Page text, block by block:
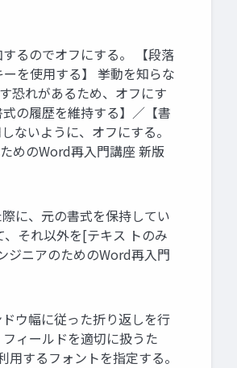
るのでオフにする。 【段落
を使用する】 挙動を知らな
恐れがあるため、オフにす
の履歴を維持する】／【書
ないように、オフにする。
めのWord再入門講座 新版
に、元の書式を保持してい
それ以外を[テキス トのみ
ジニアのためのWord再入門
ウ幅に従った折り返しを行
ィールドを適切に扱うた
するフォントを指定する。